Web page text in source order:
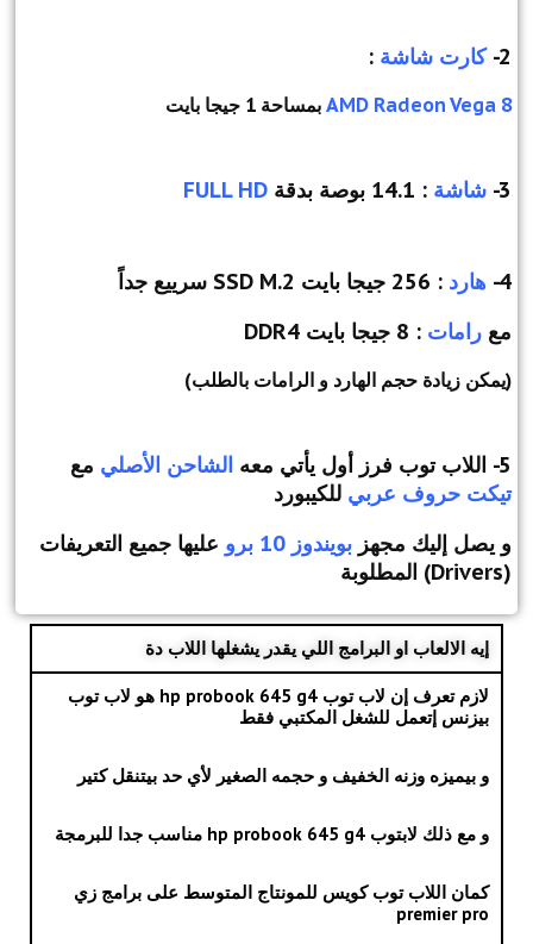
2- كارت شاشة :
AMD Radeon Vega 8 بمساحة 1 جيجا بايت
3- شاشة : 14.1 بوصة بدقة FULL HD
4- هارد : 256 جيجا بايت SSD M.2 سرييع جداً
مع رامات : 8 جيجا بايت DDR4
(يمكن زيادة حجم الهارد و الرامات بالطلب)
5- اللاب توب فرز أول يأتي معه الشاحن الأصلي مع
تيكت حروف عربي للكيبورد
و يصل إليك مجهز بويندوز 10 برو
عليها جميع التعريفات
(Drivers) المطلوبة
إيه الالعاب او البرامج اللي يقدر يشغلها اللاب دة
لازم تعرف إن لاب توب hp probook 645 g4 هو لاب توب
بيزنس إتعمل للشغل المكتبي فقط
و بيميزه وزنه الخفيف و حجمه الصغير لأي حد بيتنقل كتير
و مع ذلك لابتوب hp probook 645 g4 مناسب جدا للبرمجة
كمان اللاب توب كويس للمونتاج المتوسط على برامج زي
premier pro